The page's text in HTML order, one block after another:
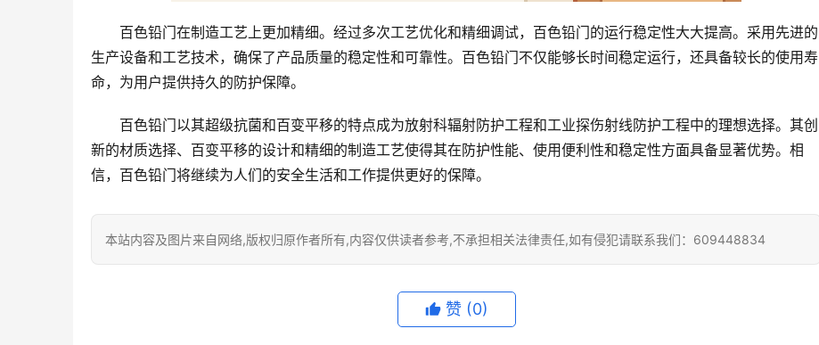
百色铅门在制造工艺上更加精细。经过多次工艺优化和精细调试，百色铅门的运行稳定性大大提高。采用先进的
生产设备和工艺技术，确保了产品质量的稳定性和可靠性。百色铅门不仅能够长时间稳定运行，还具备较长的使用寿
命，为用户提供持久的防护保障。
百色铅门以其超级抗菌和百变平移的特点成为放射科辐射防护工程和工业探伤射线防护工程中的理想选择。其创
新的材质选择、百变平移的设计和精细的制造工艺使得其在防护性能、使用便利性和稳定性方面具备显著优势。相
信，百色铅门将继续为人们的安全生活和工作提供更好的保障。
本站内容及图片来自网络,版权归原作者所有,内容仅供读者参考,不承担相关法律责任,如有侵犯请联系我们：609448834
赞 (0)